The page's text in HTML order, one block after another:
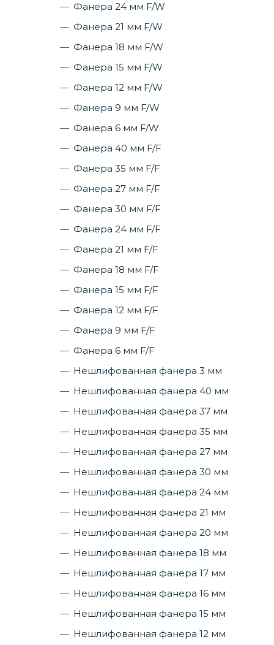
Фанера 24 мм F/W
Фанера 21 мм F/W
Фанера 18 мм F/W
Фанера 15 мм F/W
Фанера 12 мм F/W
Фанера 9 мм F/W
Фанера 6 мм F/W
Фанера 40 мм F/F
Фанера 35 мм F/F
Фанера 27 мм F/F
Фанера 30 мм F/F
Фанера 24 мм F/F
Фанера 21 мм F/F
Фанера 18 мм F/F
Фанера 15 мм F/F
Фанера 12 мм F/F
Фанера 9 мм F/F
Фанера 6 мм F/F
Нешлифованная фанера 3 мм
Нешлифованная фанера 40 мм
Нешлифованная фанера 37 мм
Нешлифованная фанера 35 мм
Нешлифованная фанера 27 мм
Нешлифованная фанера 30 мм
Нешлифованная фанера 24 мм
Нешлифованная фанера 21 мм
Нешлифованная фанера 20 мм
Нешлифованная фанера 18 мм
Нешлифованная фанера 17 мм
Нешлифованная фанера 16 мм
Нешлифованная фанера 15 мм
Нешлифованная фанера 12 мм